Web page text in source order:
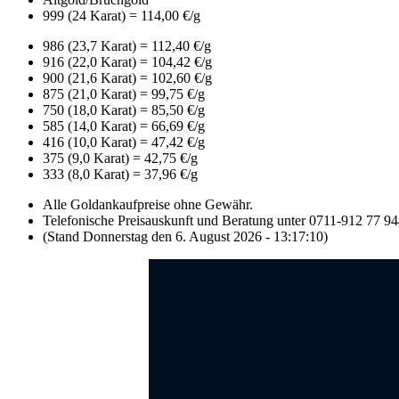
999 (24 Karat) = 114,00 €/g
986 (23,7 Karat) = 112,40 €/g
916 (22,0 Karat) = 104,42 €/g
900 (21,6 Karat) = 102,60 €/g
875 (21,0 Karat) = 99,75 €/g
750 (18,0 Karat) = 85,50 €/g
585 (14,0 Karat) = 66,69 €/g
416 (10,0 Karat) = 47,42 €/g
375 (9,0 Karat) = 42,75 €/g
333 (8,0 Karat) = 37,96 €/g
Alle Goldankaufpreise ohne Gewähr.
Telefonische Preisauskunft und Beratung unter 0711-912 77
(Stand Donnerstag den 6. August 2026 - 13:17:10)